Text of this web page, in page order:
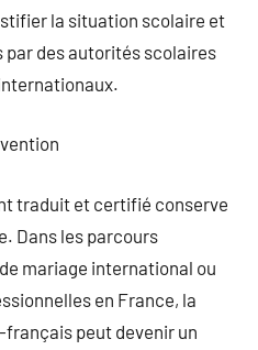
la situation scolaire et
par des autorités scolaires
traduit et certifié conserve
Dans les parcours
mariage international ou
en France, la
peut devenir un